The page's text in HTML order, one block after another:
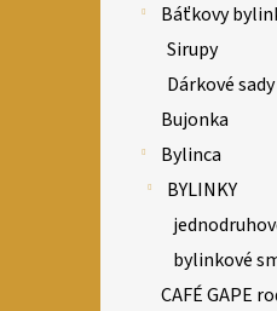
Báťkovy
Sirupy
Dárkové
Bujonka
Bylinca
BYLINKY
bylinkové
CAFÉ GAPE